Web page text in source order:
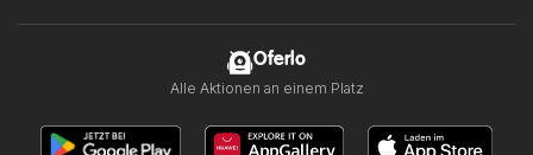
Oferlo
Alle Aktionen an einem Platz